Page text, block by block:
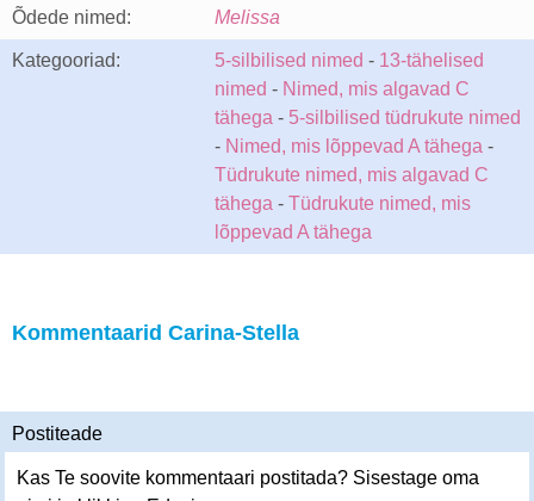
Õdede nimed: Melissa
Kategooriad: 5-silbilised nimed - 13-tähelised
nimed - Nimed, mis algavad C
tähega - 5-silbilised tüdrukute nimed
- Nimed, mis lõppevad A tähega -
Tüdrukute nimed, mis algavad C
tähega - Tüdrukute nimed, mis
lõppevad A tähega
Kommentaarid Carina-Stella
Postiteade
Kas Te soovite kommentaari postitada? Sisestage oma